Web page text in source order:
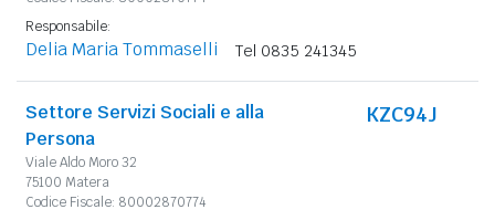
Responsabile:
Delia Maria Tommaselli Tel 0835 241345
Settore Servizi Sociali e alla
Persona
Viale Aldo Moro 32
75100 Matera
Codice Fiscale: 80002870774
KZC94J